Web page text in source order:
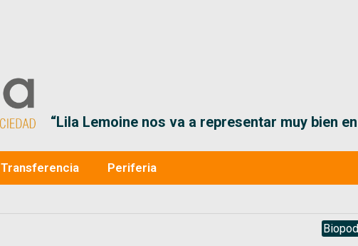
“Lila Lemoine nos va a representar muy bien
Transferencia Periferia